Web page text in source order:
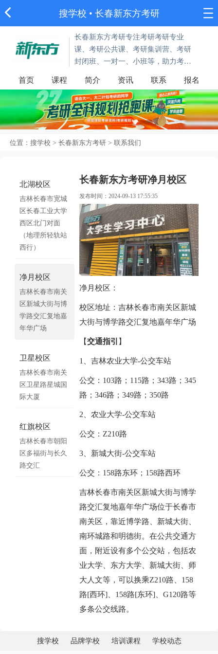
搜学校 • 长春新东方考研
长春新东方考研专注考研考研专业
课、考研公共课、考研集训营、考研
封闭班、一对一、小班等，助力考研
首页 课程 简介 资讯 联系 报名
位置： 搜学校 > 长春新东方考研 > 联系我们
北湖校区
吉林长春市宽城
区长春工业大学
西区北门对面
（地理所轻轨站
西行）
净月校区
吉林长春市南关
区新城大街与博
学路交汇复地嘉
年华广场
卫星校区
吉林长春市南关
区卫星路星城国
际大厦
红旗校区
吉林长春市朝阳
区多福街与长久
路交汇
长春新东方考研净月校区
发布时间：2024-09-13 17:55:35
净月校区：
校区地址：吉林长春市南关区新城
大街与博学路交汇复地嘉年华广场
【交通指引 】
1、吉林农业大学-公交车站
公交：103路；115路；343路；345
路；346路；349路；350路
2、农业大学-公交车站
公交：Z210路
3、新城大街-公交车站
公交：158路东环；158路西环
吉林长春市南关区新城大街与博学
路交汇复地嘉年华广场位于长春市
南关区，靠近博学路、新城大街、
南环城路和明德街。在公共交通方
面，附近设有多个公交站，包括农
业大学、东方大学、新城大街、师
大人文等，可以换乘Z210路、158
路[西环]、158路[东环]、G120路等
多条公交线路。
搜学校 品牌学校 培训课程 学校动态